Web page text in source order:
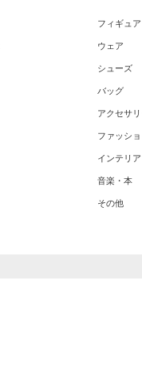
フィギュ
ウェア
シューズ
バッグ
アクセサ
ファッシ
インテリア
音楽・本
その他